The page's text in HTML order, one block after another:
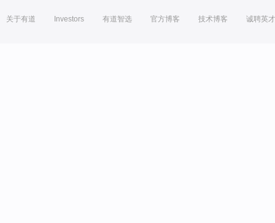
关于有道 Investors 有道智选 官方博客 技术博客 诚聘英才